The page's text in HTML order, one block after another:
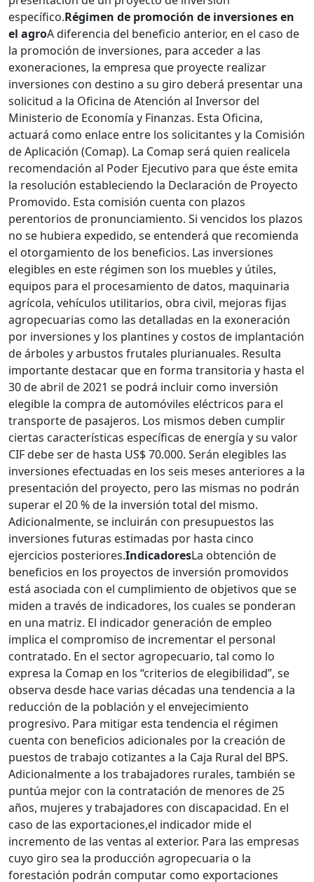
específico.Régimen de promoción de inversiones en
el agroA diferencia del beneficio anterior, en el caso de
la promoción de inversiones, para acceder a las
exoneraciones, la empresa que proyecte realizar
inversiones con destino a su giro deberá presentar una
solicitud a la Oficina de Atención al Inversor del
Ministerio de Economía y Finanzas. Esta Oficina,
actuará como enlace entre los solicitantes y la Comisión
de Aplicación (Comap). La Comap será quien realicela
recomendación al Poder Ejecutivo para que éste emita
la resolución estableciendo la Declaración de Proyecto
Promovido. Esta comisión cuenta con plazos
perentorios de pronunciamiento. Si vencidos los plazos
no se hubiera expedido, se entenderá que recomienda
el otorgamiento de los beneficios. Las inversiones
elegibles en este régimen son los muebles y útiles,
equipos para el procesamiento de datos, maquinaria
agrícola, vehículos utilitarios, obra civil, mejoras fijas
agropecuarias como las detalladas en la exoneración
por inversiones y los plantines y costos de implantación
de árboles y arbustos frutales plurianuales. Resulta
importante destacar que en forma transitoria y hasta el
30 de abril de 2021 se podrá incluir como inversión
elegible la compra de automóviles eléctricos para el
transporte de pasajeros. Los mismos deben cumplir
ciertas características específicas de energía y su valor
CIF debe ser de hasta US$ 70.000. Serán elegibles las
inversiones efectuadas en los seis meses anteriores a la
presentación del proyecto, pero las mismas no podrán
superar el 20 % de la inversión total del mismo.
Adicionalmente, se incluirán con presupuestos las
inversiones futuras estimadas por hasta cinco
ejercicios posteriores.IndicadoresLa obtención de
beneficios en los proyectos de inversión promovidos
está asociada con el cumplimiento de objetivos que se
miden a través de indicadores, los cuales se ponderan
en una matriz. El indicador generación de empleo
implica el compromiso de incrementar el personal
contratado. En el sector agropecuario, tal como lo
expresa la Comap en los “criterios de elegibilidad”, se
observa desde hace varias décadas una tendencia a la
reducción de la población y el envejecimiento
progresivo. Para mitigar esta tendencia el régimen
cuenta con beneficios adicionales por la creación de
puestos de trabajo cotizantes a la Caja Rural del BPS.
Adicionalmente a los trabajadores rurales, también se
puntúa mejor con la contratación de menores de 25
años, mujeres y trabajadores con discapacidad. En el
caso de las exportaciones,el indicador mide el
incremento de las ventas al exterior. Para las empresas
cuyo giro sea la producción agropecuaria o la
forestación podrán computar como exportaciones